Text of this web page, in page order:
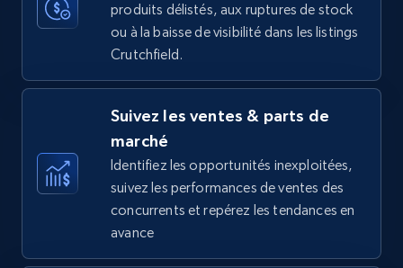
35.3K+ 5.7K+ Commencer
URL, Product name, Product rating, Product
rating object, Product rating max, Rating,
Author name, Asin, and more.
870+ Commencer
produits délistés, aux ruptures de stock
ou à la baisse de visibilité dans les listings
Crutchfield.
Suivez les ventes & parts de
marché
Identifiez les opportunités inexploitées,
suivez les performances de ventes des
concurrents et repérez les tendances en
avance